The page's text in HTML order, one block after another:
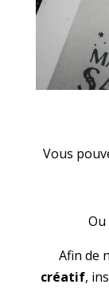
Vous
Afin de
créatif,